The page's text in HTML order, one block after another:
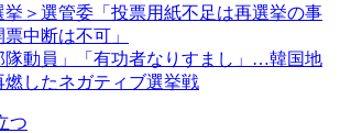
挙＞選管委「投票用紙不足は再選挙の事
中断は不可」
隊動員」「有功者なりすまし」…韓国地
燃したネガティブ選挙戦
つ